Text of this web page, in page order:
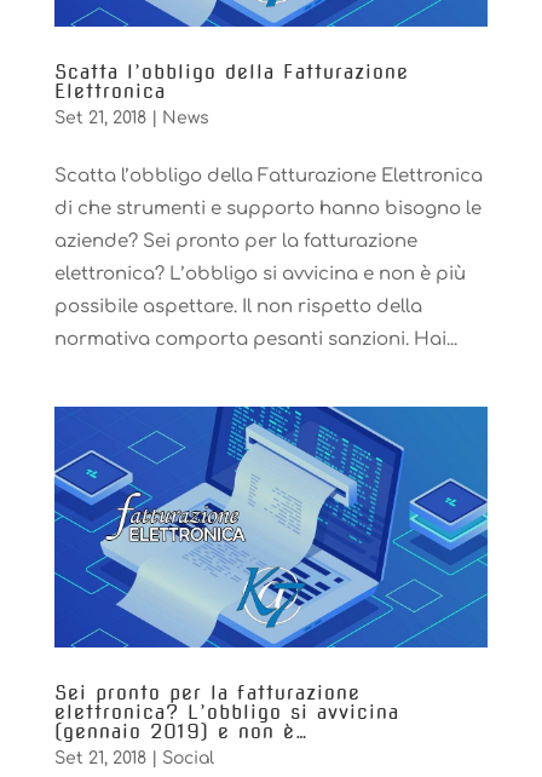
Scatta l’obbligo della Fatturazione
Elettronica
Set 21, 2018| News
Scatta l’obbligo della Fatturazione Elettronica
di che strumenti e supporto hanno bisogno le
aziende? Sei pronto per la fatturazione
elettronica? L’obbligo si avvicina e non è più
possibile aspettare. Il non rispetto della
normativa comporta pesanti sanzioni. Hai...
Sei pronto per la fatturazione
elettronica? L’obbligo si avvicina
(gennaio 2019) e non è…
Set 21, 2018| Social